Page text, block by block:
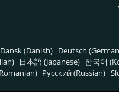
Dansk (Danish) Deutsch
日本語 (Japanese) 한국어
Pусский (Russian)